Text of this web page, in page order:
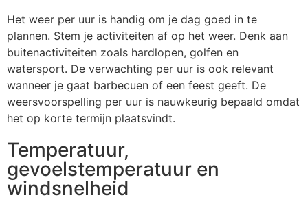
Het weer per uur is handig om je dag goed in te
plannen. Stem je activiteiten af op het weer. Denk aan
buitenactiviteiten zoals hardlopen, golfen en
watersport. De verwachting per uur is ook relevant
wanneer je gaat barbecuen of een feest geeft. De
weersvoorspelling per uur is nauwkeurig bepaald omdat
het op korte termijn plaatsvindt.
Temperatuur,
gevoelstemperatuur en
windsnelheid